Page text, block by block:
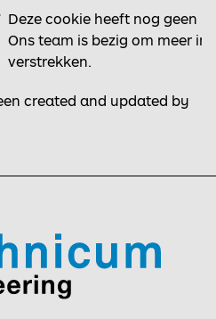
Deze cookie heeft nog geen
Ons team is bezig om meer
verstrekken.
created and updated by